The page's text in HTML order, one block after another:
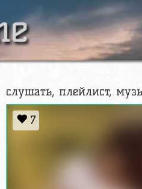
слушать, плейлист,
7